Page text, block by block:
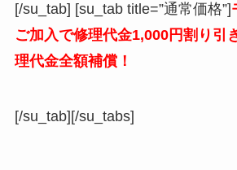
[/su_tab] [su_tab title=”通常価格”]
ご加入で修理代金1,000円割り引
理代金全額補償！
[/su_tab][/su_tabs]